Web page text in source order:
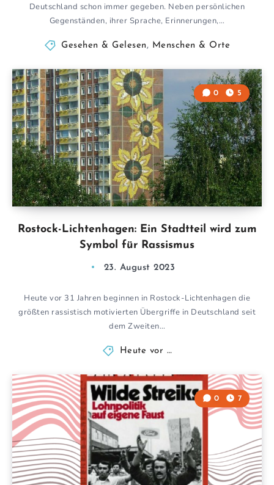
Deutschland schon immer gegeben. Neben persönlichen
Gegenständen, ihrer Sprache, Erinnerungen,…
Gesehen & Gelesen , Menschen & Orte
Rostock-Lichtenhagen: Ein Stadtteil wird zum
Symbol für Rassismus
0 5
23. August 2023
Heute vor 31 Jahren beginnen in Rostock-Lichtenhagen die
größten rassistisch motivierten Übergriffe in Deutschland seit
dem Zweiten…
Heute vor …
0 7